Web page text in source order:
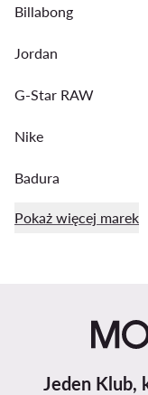
Billabong
Jordan
G-Star RAW
Nike
Badura
Pokaż więcej marek
Jeden Klub,